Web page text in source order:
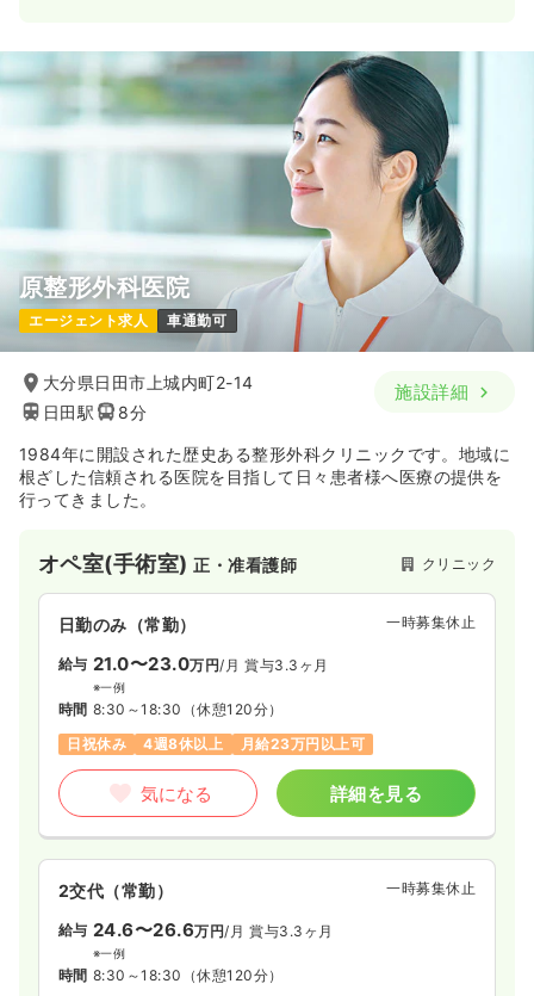
原整形外科医院
エージェント求人 車通勤可
大分県日田市上城内町2-14
日田駅
8分
施設詳細
1984年に開設された歴史ある整形外科クリニックです。地域に
根ざした信頼される医院を目指して日々患者様へ医療の提供を
行ってきました。
オペ室(手術室)正・准看護師 クリニック
日勤のみ（常勤） 一時募集休止
給与 21.0〜23.0万円/月 賞与3.3ヶ月
※一例
時間 8:30～18:30 （休憩120分）
日祝休み
4週8休以上 月給23万円以上可
気になる 詳細を見る
2交代（常勤） 一時募集休止
給与 24.6〜26.6万円/月 賞与3.3ヶ月
※一例
時間 8:30～18:30 （休憩120分）